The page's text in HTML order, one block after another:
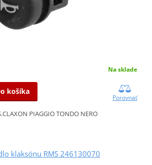
Na sklade
košíka
Porovnať
PIAGGIO TONDO NERO
klaksónu RMS 246130070